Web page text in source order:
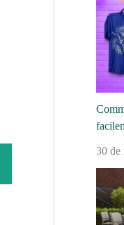
30 de